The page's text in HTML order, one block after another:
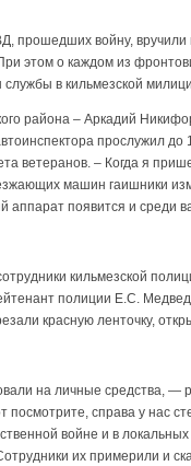
прошедших войну,
этом о каждом из
в кильмезской
района – Аркадий
прослужил
ветеранов. – Когда я
машин гаишники
аппарат появится и среди
кильмезской
полиции Е.С.
красную ленточку,
на личные средства, —
посмотрите, справа у нас
войне и в локальных
их примерили и